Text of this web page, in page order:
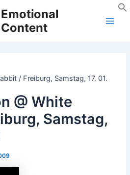
Emotional
Content
/ Freiburg, Samstag, 17. 01.
@ White
Samstag,